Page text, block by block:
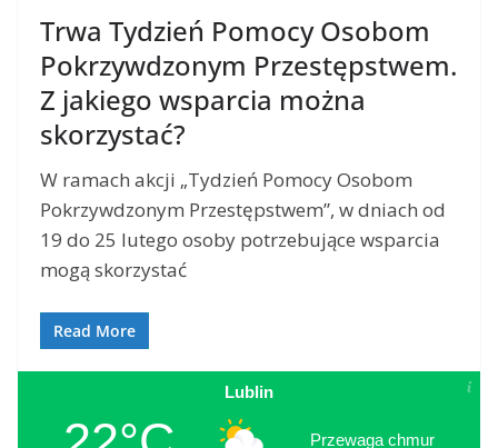
Trwa Tydzień Pomocy Osobom
Pokrzywdzonym Przestępstwem.
Z jakiego wsparcia można
skorzystać?
W ramach akcji „Tydzień Pomocy Osobom
Pokrzywdzonym Przestępstwem”, w dniach od
19 do 25 lutego osoby potrzebujące wsparcia
mogą skorzystać
Read More
Lublin
Przewaga chmur